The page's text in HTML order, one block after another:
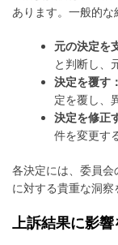
あります。一般的な
元の決定を
と判断し、
決定を覆す
定を覆し、
決定を修正
件を変更す
各決定には、委員
に対する貴重な洞察
上訴結果に影響